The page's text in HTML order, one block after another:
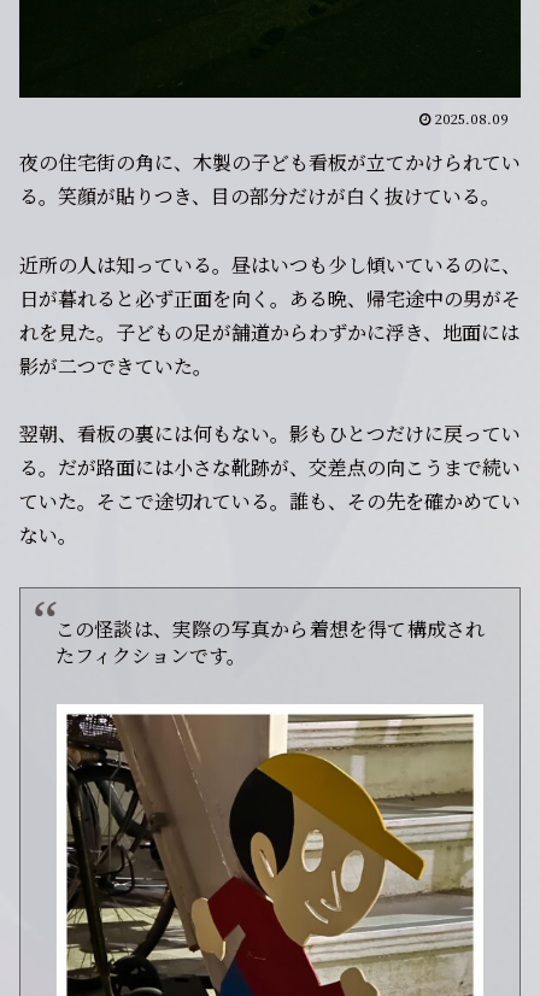
2025.08.09
夜の住宅街の角に、木製の子ども看板が立てかけられてい
る。笑顔が貼りつき、目の部分だけが白く抜けている。
近所の人は知っている。昼はいつも少し傾いているのに、
日が暮れると必ず正面を向く。ある晩、帰宅途中の男がそ
れを見た。子どもの足が舗道からわずかに浮き、地面には
影が二つできていた。
翌朝、看板の裏には何もない。影もひとつだけに戻ってい
る。だが路面には小さな靴跡が、交差点の向こうまで続い
ていた。そこで途切れている。誰も、その先を確かめてい
ない。
この怪談は、実際の写真から着想を得て構成され
たフィクションです。